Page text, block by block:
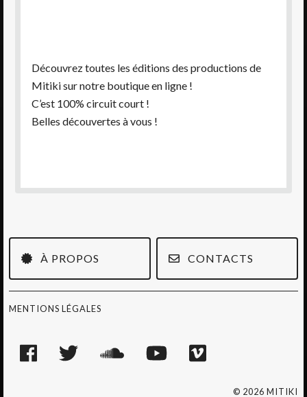
Découvrez toutes les éditions des productions de
Mitiki sur notre boutique en ligne !
C’est 100% circuit court !
Belles découvertes à vous !
À PROPOS CONTACTS
MENTIONS LÉGALES
© 2026 MITIKI